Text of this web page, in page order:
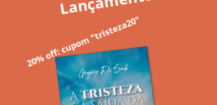
20% off: cupom "tristeza20"